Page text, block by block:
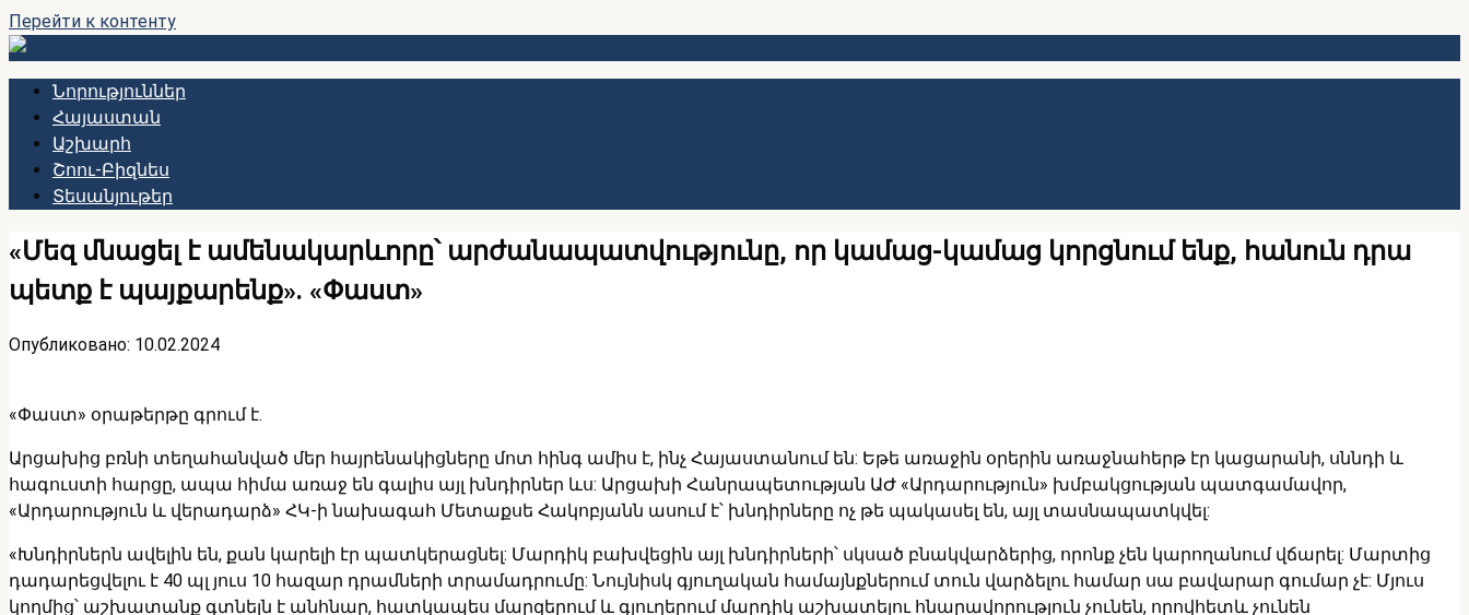
Перейти к контенту
Նորություններ
Հայաստան
Աշխարհ
Շոու-Բիզնես
Տեսանյութեր
«Մեզ մնացել է ամենակարևորը՝ արժանապատվությունը, որ կամաց-կամաց կորցնում ենք, հանուն դրա
պետք է պայքարենք». «Փաստ»
Опубликовано: 10.02.2024
«Փաստ» օրաթերթը գրում է.
Արցախից բռնի տեղահանված մեր հայրենակիցները մոտ հինգ ամիս է, ինչ Հայաստանում են: Եթե առաջին օրերին առաջնահերթ էր կացարանի, սննդի և
հագուստի հարցը, ապա հիմա առաջ են գալիս այլ խնդիրներ ևս: Արցախի Հանրապետության ԱԺ «Արդարություն» խմբակցության պատգամավոր,
«Արդարություն և վերադարձ» ՀԿ-ի նախագահ Մետաքսե Հակոբյանն ասում է՝ խնդիրները ոչ թե պակասել են, այլ տասնապատկվել:
«Խնդիրներն ավելին են, քան կարելի էր պատկերացնել: Մարդիկ բախվեցին այլ խնդիրների՝ սկսած բնակվարձերից, որոնք չեն կարողանում վճարել: Մարտից
դադարեցվելու է 40 պլ յուս 10 հազար դրամների տրամադրումը: Նույնիսկ գյուղական համայնքներում տուն վարձելու համար սա բավարար գումար չէ: Մյուս
կողմից՝ աշխատանք գտնելն է անհնար, հատկապես մարզերում և գյուղերում մարդիկ աշխատելու հնարավորություն չունեն, որովհետև չունեն